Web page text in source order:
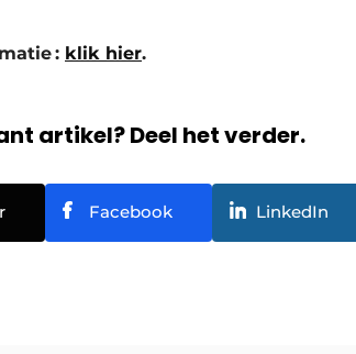
: klik hier.
artikel? Deel het verder.
Facebook LinkedIn